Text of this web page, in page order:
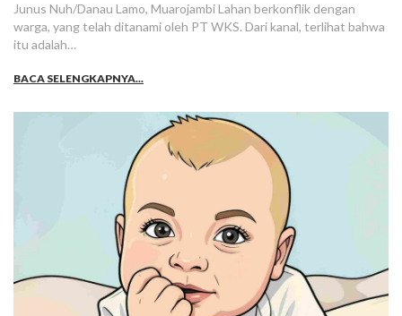
Junus Nuh/Danau Lamo, Muarojambi Lahan berkonflik dengan
warga, yang telah ditanami oleh PT WKS. Dari kanal, terlihat bahwa
itu adalah…
BACA SELENGKAPNYA...